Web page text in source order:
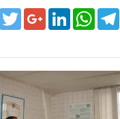
Google+LinkedInWhatsAppTelegram